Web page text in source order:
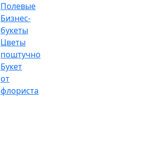
Полевые
Бизнес-
букеты
Цветы
поштучно
Букет
от
флориста